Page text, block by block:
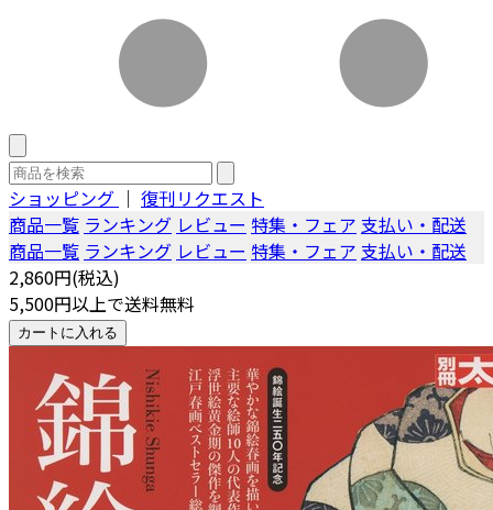
ショッピング ｜ 復刊リクエスト
商品一覧 ランキング レビュー 特集・フェア 支払い・配送
商品一覧 ランキング レビュー 特集・フェア 支払い・配送
2,860円(税込)
5,500円以上で送料無料
カートに入れる